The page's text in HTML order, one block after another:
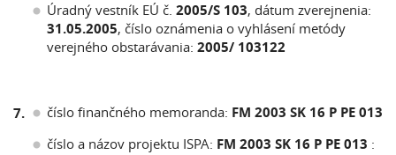
Úradný vestník EÚ č. 2005/S 103, dátum zverejnenia:
31.05.2005, číslo oznámenia o vyhlásení metódy
verejného obstarávania: 2005/ 103122
7. číslo finančného memoranda: FM 2003 SK 16 P PE 013
číslo a názov projektu ISPA: FM 2003 SK 16 P PE 013 :